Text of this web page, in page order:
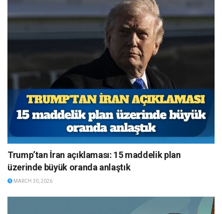
Trump’tan İran açıklaması: 15 maddelik plan
üzerinde büyük oranda anlaştık
MARCH 30, 2026